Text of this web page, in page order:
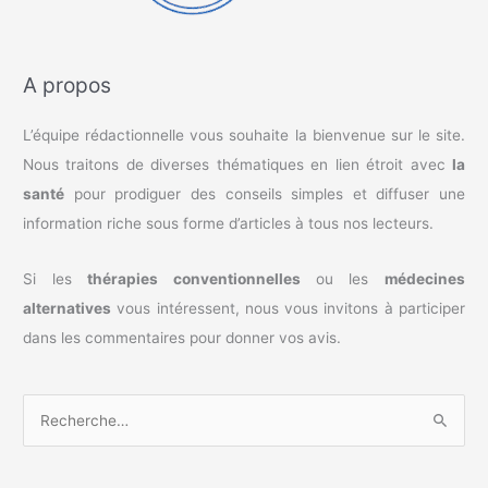
A propos
L’équipe rédactionnelle vous souhaite la bienvenue sur le site.
Nous traitons de diverses thématiques en lien étroit avec la
santé pour prodiguer des conseils simples et diffuser une
information riche sous forme d’articles à tous nos lecteurs.
Si lesthérapies conventionnelles ou les médecines
alternatives vous intéressent, nous vous invitons à participer
dans les commentaires pour donner vos avis.